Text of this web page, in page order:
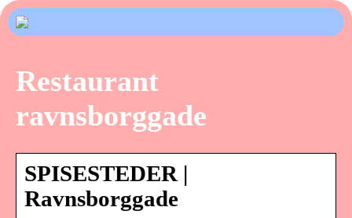
Restaurant
ravnsborggade
SPISESTEDER |
Ravnsborggade